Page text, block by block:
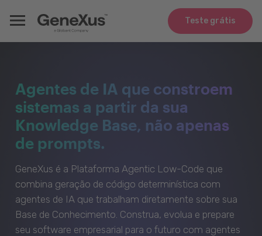
Teste grátis
Agentes de IA que constroem
sistemas a partir da sua
Knowledge Base, não apenas
de prompts.
GeneXus é a Plataforma Agentic Low-Code que
combina geração de código determinística com
agentes de IA que trabalham diretamente sobre sua
Base de Conhecimento. Construa, evolua e prepare
seu software empresarial para o futuro com agentes